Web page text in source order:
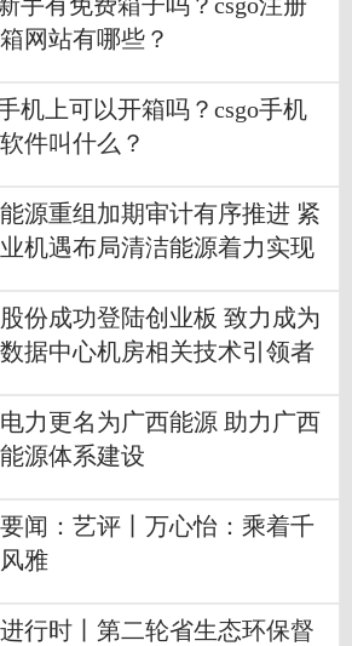
手有免费箱子吗？csgo注册
网站有哪些？
机上可以开箱吗？csgo手机
件叫什么？
源重组加期审计有序推进 紧
机遇布局清洁能源着力实现
份成功登陆创业板 致力成为
据中心机房相关技术引领者
力更名为广西能源 助力广西
源体系建设
闻：艺评丨万心怡：乘着千
雅
行时丨第二轮省生态环保督